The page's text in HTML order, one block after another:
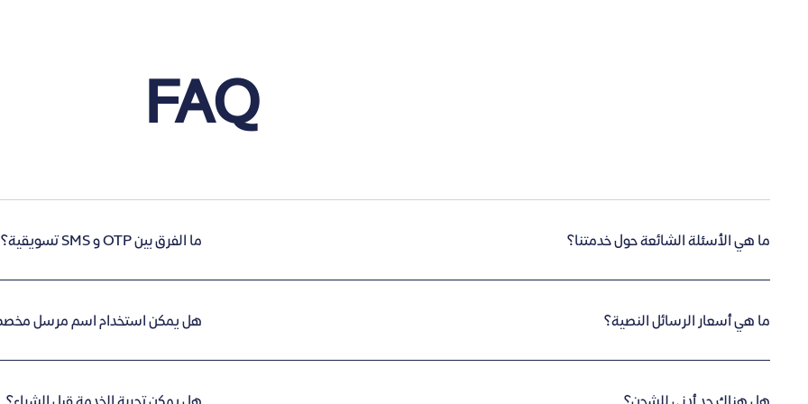
FAQ
ما هي الأسئلة الشائعة حول خدمتنا؟
ما هي أسعار الرسائل النصية؟
ما الفرق بين OTP و SMS تسويقية؟
هل يمكن استخدام اسم مرسل